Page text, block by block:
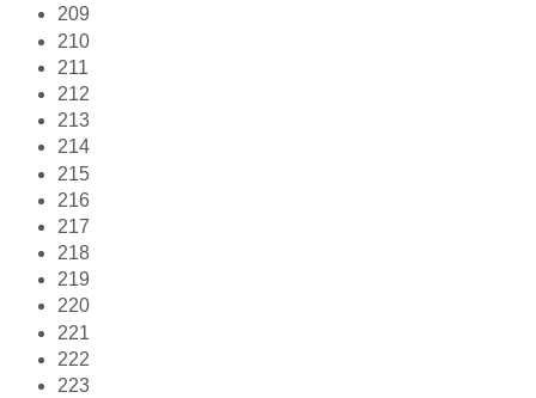
209
210
211
212
213
214
215
216
217
218
219
220
221
222
223